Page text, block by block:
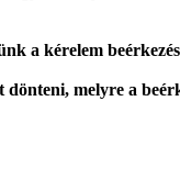
a kérelem
melyre a